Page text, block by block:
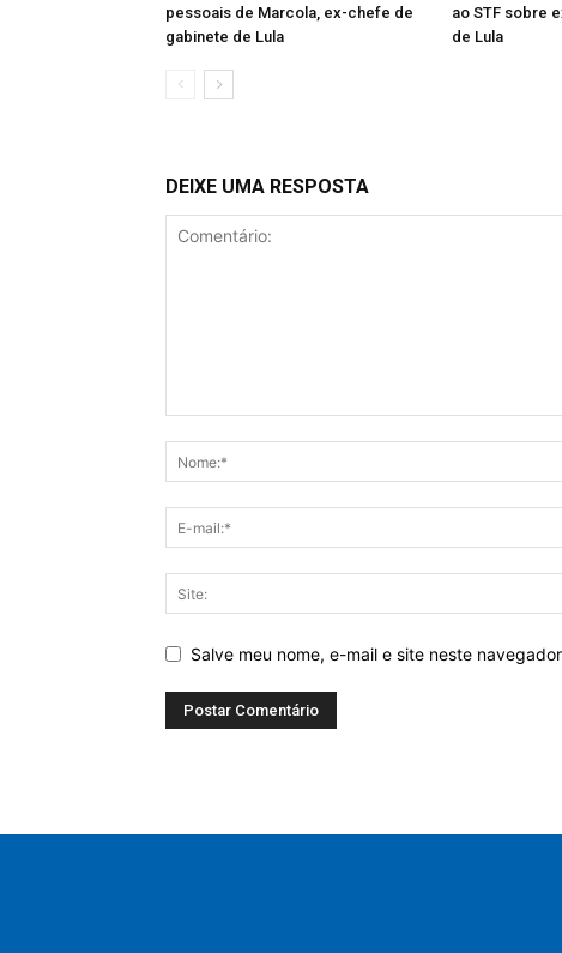
pessoais de Marcola, ex-chefe de
gabinete de Lula
ao STF sobre
de Lula
DEIXE UMA RESPOSTA
Salve meu nome, e-mail e site neste